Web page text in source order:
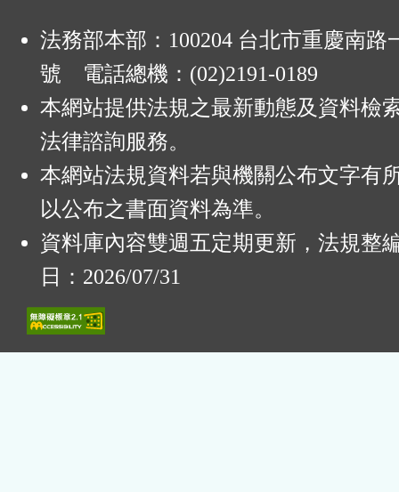
法務部本部：100204 台北市重慶南路
號 電話總機：(02)2191-0189
本網站提供法規之最新動態及資料檢
法律諮詢服務。
本網站法規資料若與機關公布文字有
以公布之書面資料為準。
資料庫內容雙週五定期更新，法規整
日：2026/07/31